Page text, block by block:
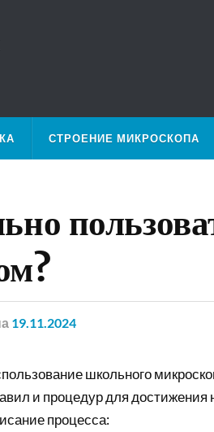
СТРОЕНИЕ МИКРОСКОПА
19.11.2024
школьного
и процедур для
процесса: